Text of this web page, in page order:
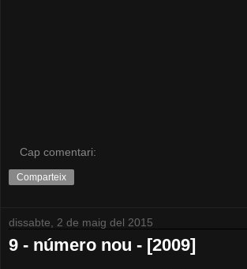
Cap comentari:
Comparteix
dissabte, 2 de maig del 2015
9 - número nou - [2009]